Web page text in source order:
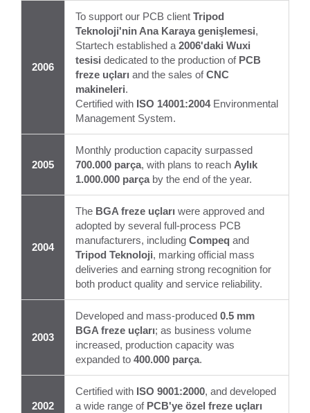
2006
To support our PCB client Tripod
Teknoloji'nin Ana Karaya genişlemesi,
Startech established a 2006'daki Wuxi
tesisi dedicated to the production of PCB
freze uçları and the sales ofCNC
makineleri.
Certified with ISO 14001:2004Environmental
Management System.
2005
Monthly production capacity surpassed
700.000 parça, with plans to reach Aylık
1.000.000 parçaby the end of the year.
2004
The BGA freze uçları were approved and
adopted by several full-process PCB
manufacturers, including Compeq and
Tripod Teknoloji, marking official mass
deliveries and earning strong recognition for
both product quality and service reliability.
2003
Developed and mass-produced 0.5 mm
BGA freze uçları; as business volume
increased, production capacity was
expanded to 400.000 parça.
2002
Certified with ISO 9001:2000, and developed
a wide range of PCB'ye özel freze uçları